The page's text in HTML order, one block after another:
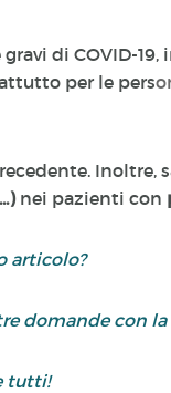
di COVID-
per le pers
Inoltre,
nei pazienti con
articolo?
domande con
tutti!